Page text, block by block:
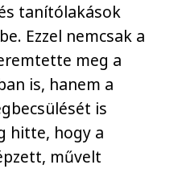
tanítólakások
Ezzel nemcsak a
meg a
is, hanem a
is
hitte, hogy a
művelt